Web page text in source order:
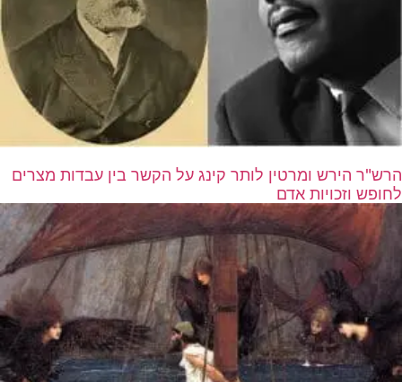
הרש"ר הירש ומרטין לותר קינג על הקשר בין עבדות מצרים
לחופש וזכויות אדם